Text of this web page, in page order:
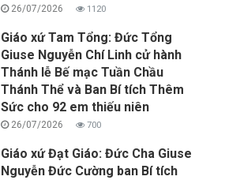
26/07/2026 1120
Giáo xứ Tam Tổng: Đức Tổng
Giuse Nguyễn Chí Linh cử hành
Thánh lễ Bế mạc Tuần Chầu
Thánh Thể và Ban Bí tích Thêm
Sức cho 92 em thiếu niên
26/07/2026 700
Giáo xứ Đạt Giáo: Đức Cha Giuse
Nguyễn Đức Cường ban Bí tích